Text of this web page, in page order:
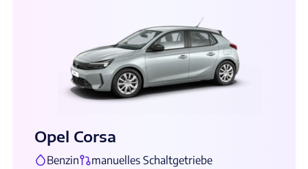
Opel Corsa
Benzin manuelles Schaltgetriebe